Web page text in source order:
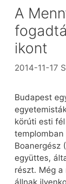
A
ikont
2014-11-17
Budapest
körúti esti
templomban
Boanergész
együttes,
részt. Még a